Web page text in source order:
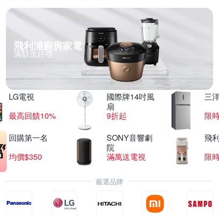
飛利浦廚房家電
滿額送好禮
LG電視
最高回饋10%
國際牌14吋風
扇
9折起
三
限
回購第一名
均價$350
SONY音響劇
院
滿萬送電視
飛
限
嚴選品牌